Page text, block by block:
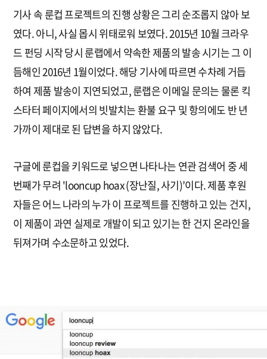
기사 속 룬컵 프로젝트의 진행 상황은 그리 순조롭지 않아 보
였다. 아니, 사실 몹시 위태로워 보였다. 2015년 10월 크라우
드 펀딩 시작 당시 룬랩에서 약속한 제품의 발송 시기는 그 이
듬해인 2016년 1월이었다. 해당 기사에 따르면 수차례 거듭
하여 제품 발송이 지연되었고, 룬랩은 이메일 문의는 물론 킥
스타터 페이지에서의 빗발치는 환불 요구 및 항의에도 반 년
가까이 제대로 된 답변을 하지 않았다.
구글에 룬컵을 키워드로 넣으면 나타나는 연관 검색어 중 세
번째가 무려 'looncup hoax (장난질, 사기)’이다. 제품 후원
자들은 어느 나라의 누가 이 프로젝트를 진행하고 있는 건지,
이 제품이 과연 실제로 개발이 되고 있기는 한 건지 온라인을
뒤져가며 수소문하고 있었다.